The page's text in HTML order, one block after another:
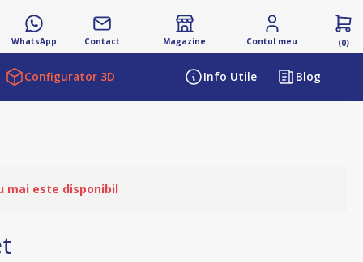
WhatsApp Contact Magazine Contul meu (0)
Configurator 3D Info Utile Blog
mai este disponibil